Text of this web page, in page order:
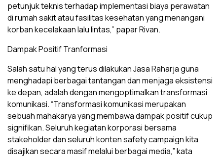
petunjuk teknis terhadap implementasi biaya perawatan
di rumah sakit atau fasilitas kesehatan yang menangani
korban kecelakaan lalu lintas,” papar Rivan.
Dampak Positif Tranformasi
Salah satu hal yang terus dilakukan Jasa Raharja guna
menghadapi berbagai tantangan dan menjaga eksistensi
ke depan, adalah dengan mengoptimalkan transformasi
komunikasi. “Transformasi komunikasi merupakan
sebuah mahakarya yang membawa dampak positif cukup
signifikan. Seluruh kegiatan korporasi bersama
stakeholder dan seluruh konten safety campaign kita
disajikan secara masif melalui berbagai media,” kata